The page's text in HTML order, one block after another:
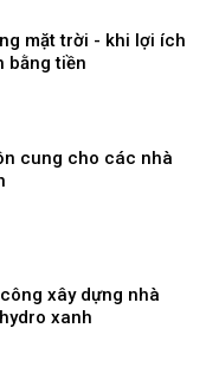
mặt trời - khi lợi ích
bằng tiền
cung cho các nhà
xây dựng nhà
xanh